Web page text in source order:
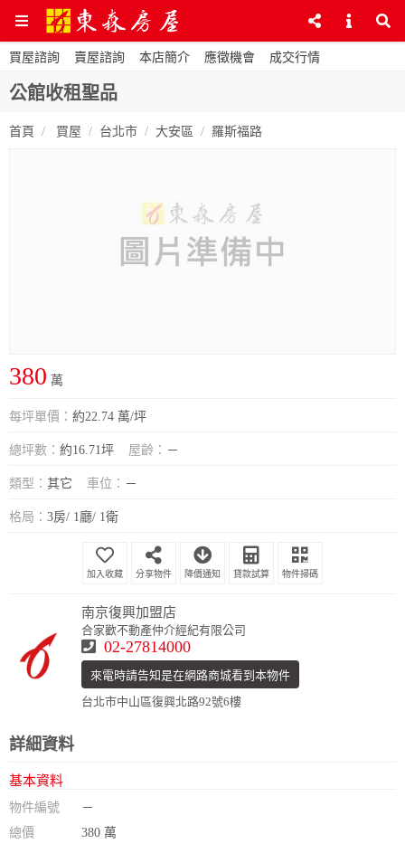
買屋諮詢 賣屋諮詢 本店簡介 應徵機會 成交行情
公館收租聖品
首頁 買屋 台北市 大安區 羅斯福路
380 萬
每坪單價： 約22.74 萬/坪
總坪數： 約16.71坪 屋齡： －
類型： 其它 車位： －
格局： 3房/ 1廳/ 1衛
分享物件 降價通知 貸款試算 物件掃碼
南京復興加盟店
合家歡不動產仲介經紀有限公司
02-27814000
來電時請告知是在網路商城看到本物件
台北市中山區復興北路92號6樓
詳細資料
基本資料
物件編號
－
總價
380 萬